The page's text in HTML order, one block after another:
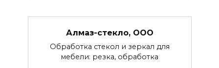
Алмаз-стекло, ООО
Обработка стекол и зеркал для
мебели: резка, обработка